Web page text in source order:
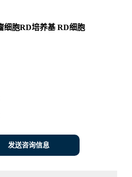
细胞RD培养基 RD细胞
发送咨询信息